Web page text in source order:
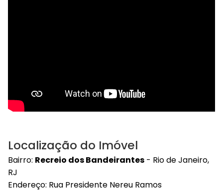
Localização do Imóvel
Bairro: Recreio dos Bandeirantes - Rio de Janeiro,
RJ
Endereço: Rua Presidente Nereu Ramos